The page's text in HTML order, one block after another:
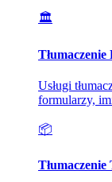
🏛️
Usługi
formularzy,
📦